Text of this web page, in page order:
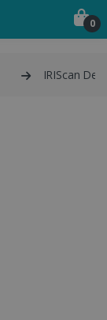
0
IRIScan